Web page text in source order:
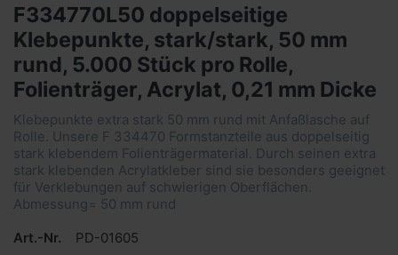
F334770L50 doppelseitige
Klebepunkte, stark/stark, 50 mm
rund, 5.000 Stück pro Rolle,
Folienträger, Acrylat, 0,21 mm Dicke
Klebepunkte extra stark 50 mm rund mit Anfaßlasche auf
Rolle. Unsere F 334470 Formstanzteile aus doppelseitig
stark klebendem Folienträgermaterial. Durch seinen extra
stark klebenden Acrylatkleber sind sie besonders geeignet
für Verklebungen auf schwierigen Oberflächen.
Abmessung= 50 mm rund
Art.-Nr.
PD-01605